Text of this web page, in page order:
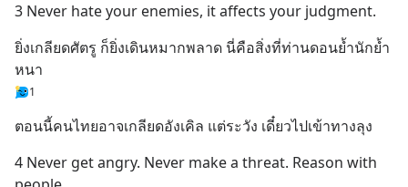
3 Never hate your enemies, it affects your judgment.
ยิ่งเกลียดศัตรู ก็ยิ่งเดินหมากพลาด นี่คือสิ่งที่ท่านดอนย้ำนักย้ำ
หนา
1
ตอนนี้คนไทยอาจเกลียดอังเคิล แต่ระวัง เดี๋ยวไปเข้าทางลุง
4 Never get angry. Never make a threat. Reason with